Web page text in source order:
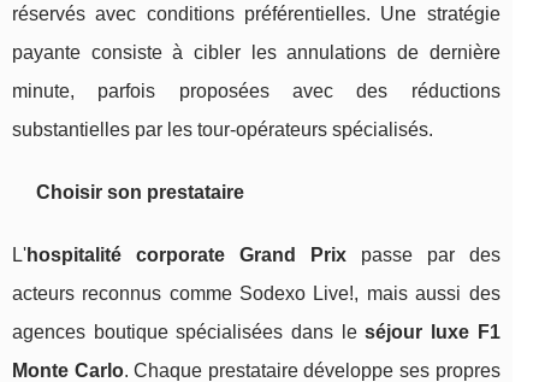
réservés avec conditions préférentielles. Une stratégie
payante consiste à cibler les annulations de dernière
minute, parfois proposées avec des réductions
substantielles par les tour-opérateurs spécialisés.
Choisir son prestataire
L'hospitalité corporate Grand Prixpasse par des
acteurs reconnus comme Sodexo Live!, mais aussi des
agences boutique spécialisées dans leséjour luxe F1
Monte Carlo. Chaque prestataire développe ses propres